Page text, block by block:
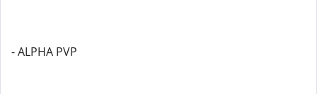
- ALPHA PVP